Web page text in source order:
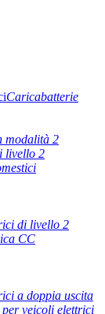
Caricabatterie
modalità 2
livello 2
di livello 2
CC
a doppia uscita
veicoli elettrici